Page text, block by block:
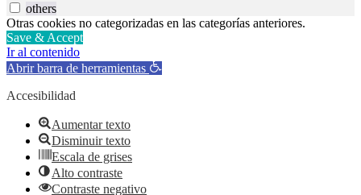
others
Otras cookies no categorizadas en las categorías anteriores.
Save & Accept
Ir al contenido
Abrir barra de herramientas
Accesibilidad
Aumentar texto
Disminuir texto
Escala de grises
Alto contraste
Contraste negativo